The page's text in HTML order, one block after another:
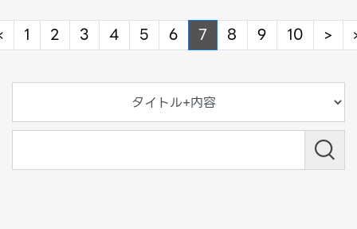
Previous
1 2 3 4 5 6 7 8 9 10 >